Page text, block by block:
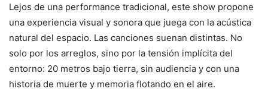
Lejos de una performance tradicional, este show propone
una experiencia visual y sonora que juega con la acústica
natural del espacio. Las canciones suenan distintas. No
solo por los arreglos, sino por la tensión implícita del
entorno: 20 metros bajo tierra, sin audiencia y con una
historia de muerte y memoria flotando en el aire.